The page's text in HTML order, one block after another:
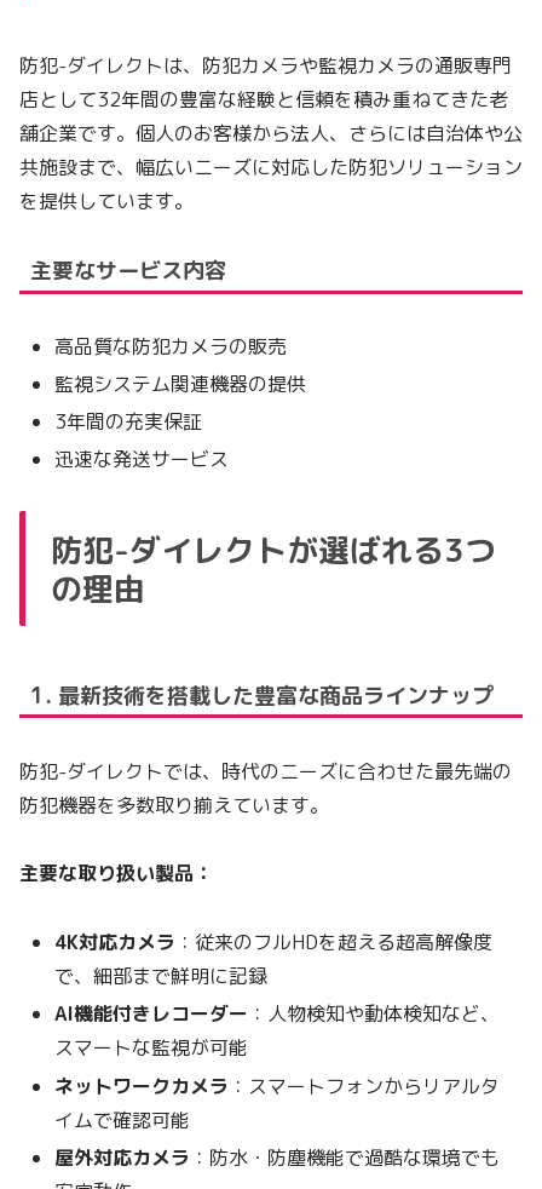
防犯-ダイレクトは、防犯カメラや監視カメラの通販専門
店として32年間の豊富な経験と信頼を積み重ねてきた老
舗企業です。個人のお客様から法人、さらには自治体や公
共施設まで、幅広いニーズに対応した防犯ソリューション
を提供しています。
主要なサービス内容
高品質な防犯カメラの販売
監視システム関連機器の提供
3年間の充実保証
迅速な発送サービス
防犯-ダイレクトが選ばれる3つ
の理由
1. 最新技術を搭載した豊富な商品ラインナップ
防犯-ダイレクトでは、時代のニーズに合わせた最先端の
防犯機器を多数取り揃えています。
主要な取り扱い製品：
4K対応カメラ ：従来のフルHDを超える超高解像度
で、細部まで鮮明に記録
AI機能付きレコーダー ：人物検知や動体検知など、
スマートな監視が可能
ネットワークカメラ ：スマートフォンからリアルタ
イムで確認可能
屋外対応カメラ ：防水・防塵機能で過酷な環境でも